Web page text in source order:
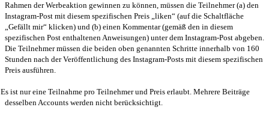
Rahmen der Werbeaktion gewinnen zu können, müssen die Teilnehmer (a) den
Instagram-Post mit diesem spezifischen Preis „liken“ (auf die Schaltfläche
„Gefällt mir“ klicken) und (b) einen Kommentar (gemäß den in diesem
spezifischen Post enthaltenen Anweisungen) unter dem Instagram-Post abgeben.
Die Teilnehmer müssen die beiden oben genannten Schritte innerhalb von 160
Stunden nach der Veröffentlichung des Instagram-Posts mit diesem spezifischen
Preis ausführen.
Es ist nur eine Teilnahme pro Teilnehmer und Preis erlaubt. Mehrere Beiträge
desselben Accounts werden nicht berücksichtigt.